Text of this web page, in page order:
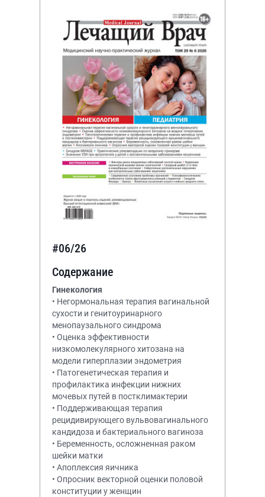
#06/26
Содержание
Гинекология
• Негормональная терапия вагинальной
сухости и генитоуринарного
менопаузального синдрома
• Оценка эффективности
низкомолекулярного хитозана на
модели гиперплазии эндометрия
• Патогенетическая терапия и
профилактика инфекции нижних
мочевых путей в постклимактерии
• Поддерживающая терапия
рецидивирующего вульвовагинального
кандидоза и бактериального вагиноза
• Беременность, осложненная раком
шейки матки
• Апоплексия яичника
• Опросник векторной оценки половой
конституции у женщин